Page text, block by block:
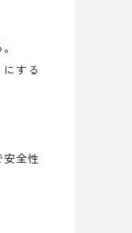
する
全性